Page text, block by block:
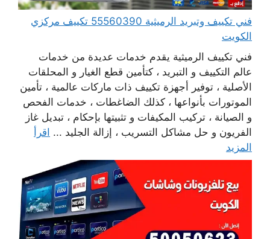
فني تكييف وتبريد الرميثية 55560390 تكييف مركزي
الكويت
فني تكييف الرميثية يقدم خدمات عديدة من خدمات
عالم التكييف و التبريد ، كتأمين قطع الغيار و المحلقات
الأصلية ، توفير أجهزة تكييف ذات ماركات عالمية ، تأمين
الموتورات بأنواعها ، كذلك الضاغطات ، خدمات الفحص
و الصيانة ، تركيب المكيفات و تثبيتها بإحكام ، تبديل غاز
الفريون و حل مشاكل التسريب ، إزالة الجليد ... اقرأ
المزيد